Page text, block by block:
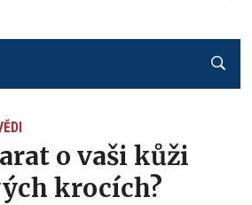
o vaši kůži
krocích?